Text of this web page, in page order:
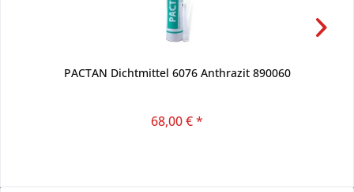
PACTAN Dichtmittel 6076 Anthrazit 890060
68,00 € *